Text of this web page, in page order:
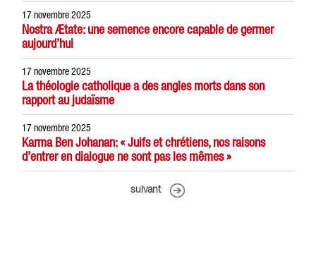
17 novembre 2025
Nostra Ætate: une semence encore capable de germer
aujourd’hui
17 novembre 2025
La théologie catholique a des angles morts dans son
rapport au judaïsme
17 novembre 2025
Karma Ben Johanan: « Juifs et chrétiens, nos raisons
d’entrer en dialogue ne sont pas les mêmes »
suivant